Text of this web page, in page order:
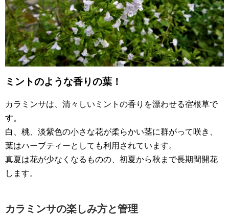
ミントのような香りの葉！
カラミンサは、清々しいミントの香りを漂わせる宿根草で
す。
白、桃、淡紫色の小さな花が柔らかい茎に群がって咲き、
葉はハーブティーとしても利用されています。
真夏は花が少なくなるものの、初夏から秋まで長期間開花
します。
カラミンサの楽しみ方と管理